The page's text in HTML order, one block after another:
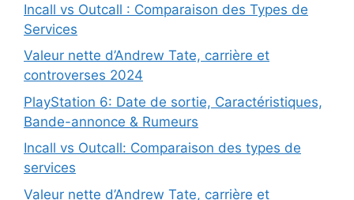
Incall vs Outcall : Comparaison des Types de
Services
Valeur nette d’Andrew Tate, carrière et
controverses 2024
PlayStation 6: Date de sortie, Caractéristiques,
Bande-annonce & Rumeurs
Incall vs Outcall: Comparaison des types de
services
Valeur nette d’Andrew Tate, carrière et